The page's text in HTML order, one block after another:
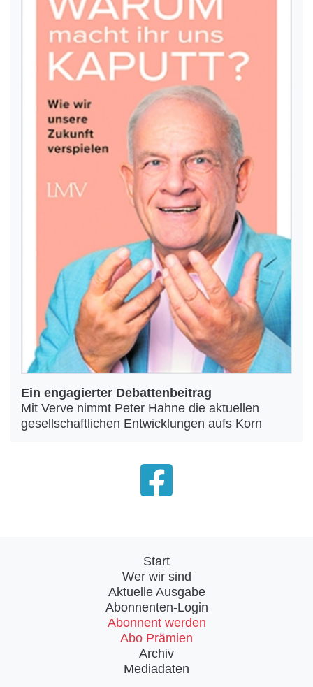
Ein engagierter Debattenbeitrag
Mit Verve nimmt Peter Hahne die aktuellen
gesellschaftlichen Entwicklungen aufs Korn
Start
Wer wir sind
Aktuelle Ausgabe
Abonnenten-Login
Abonnent werden
Abo Prämien
Archiv
Mediadaten